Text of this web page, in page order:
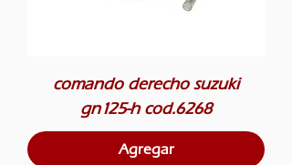
comando derecho suzuki
gn125-h cod.6268
Agregar